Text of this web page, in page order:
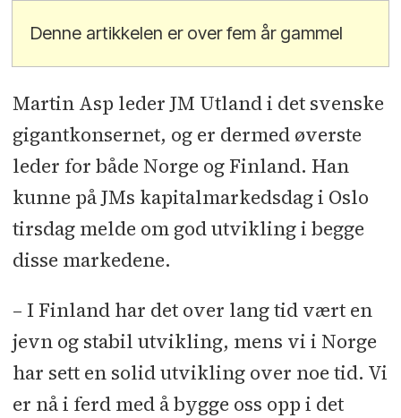
Denne artikkelen er over fem år gammel
Martin Asp leder JM Utland i det svenske
gigantkonsernet, og er dermed øverste
leder for både Norge og Finland. Han
kunne på JMs kapitalmarkedsdag i Oslo
tirsdag melde om god utvikling i begge
disse markedene.
– I Finland har det over lang tid vært en
jevn og stabil utvikling, mens vi i Norge
har sett en solid utvikling over noe tid. Vi
er nå i ferd med å bygge oss opp i det